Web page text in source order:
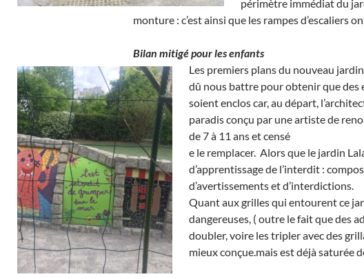
périmètre immédiat du
monture : c’est ainsi que les rampes
Bilan mitigé pour les enfants
Les premiers plans du nouveau
dû nous battre pour obtenir que des
soient enclos car, au départ,
paradis conçu par une artiste de
de 7 à 11 ans et censé
e le remplacer. Alors que le jardin
d’apprentissage de l’interdit :
d’avertissements et d’interdictions.
Quant aux grilles qui entourent ce
dangereuses, ( outre le fait que des
doubler, voire les tripler avec des
mieux conçue.mais est déjà saturée